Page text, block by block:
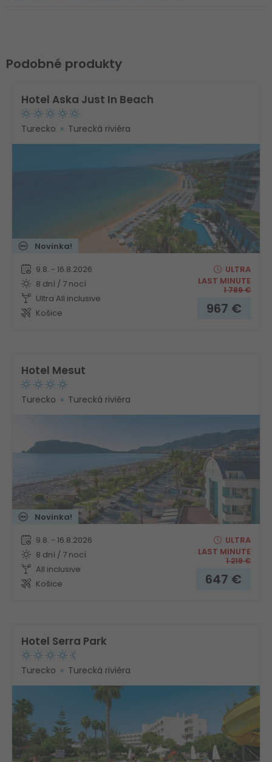
Podobné produkty
Hotel Aska Just In Beach
Turecko Turecká riviéra
Novinka!
9.8. - 16.8.2026
8 dní / 7 nocí
Ultra All inclusive
Košice
ULTRA
LAST MINUTE
1 789€
967 €
Hotel Mesut
Turecko Turecká riviéra
Novinka!
9.8. - 16.8.2026
8 dní / 7 nocí
All inclusive
Košice
ULTRA
LAST MINUTE
1 219€
647 €
Hotel Serra Park
Turecko Turecká riviéra